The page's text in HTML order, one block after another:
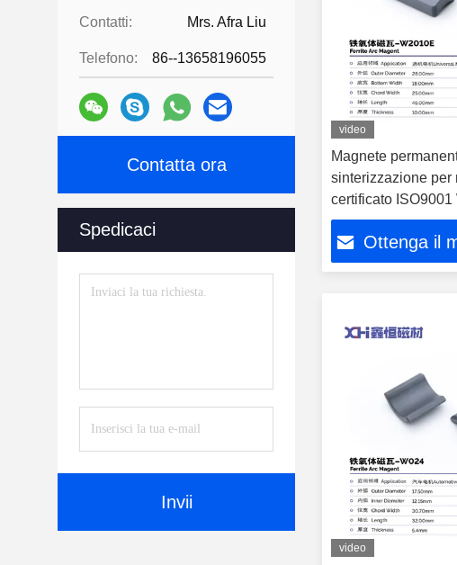
Contatti: Mrs. Afra Liu
Telefono: 86--13658196055
Contatta ora
Spedicaci
Invii
video
Magnete
sinterizzazione per
certificato ISO9001
Ottenga il
video